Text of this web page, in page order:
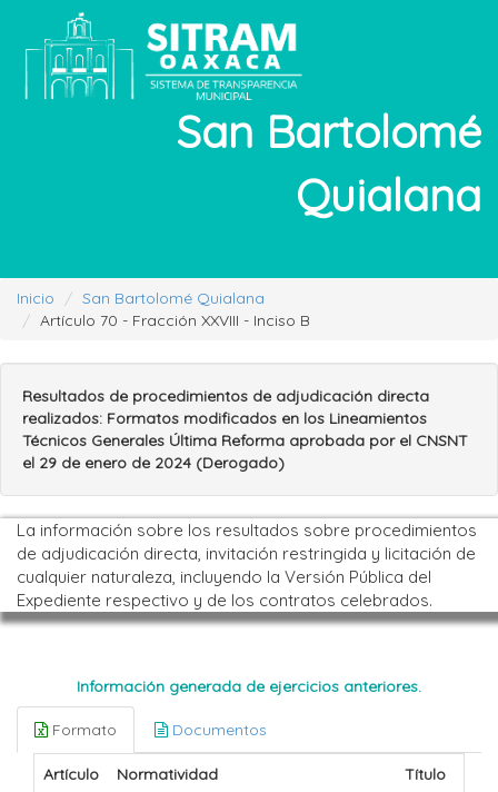
San Bartolomé
Quialana
Inicio
San Bartolomé Quialana
Artículo 70 - Fracción XXVIII - Inciso B
Resultados de procedimientos de adjudicación directa
realizados: Formatos modificados en los Lineamientos
Técnicos Generales Última Reforma aprobada por el CNSNT
el 29 de enero de 2024 (Derogado)
La información sobre los resultados sobre procedimientos
de adjudicación directa, invitación restringida y licitación de
cualquier naturaleza, incluyendo la Versión Pública del
Expediente respectivo y de los contratos celebrados.
Información generada de ejercicios anteriores.
Formato Documentos
Artículo Normatividad Título